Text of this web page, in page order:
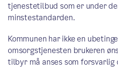
tjenestetilbud som er under
minstestandarden.
Kommunen har ikke en
omsorgstjenesten brukeren
tilbyr må anses som forsvarlig